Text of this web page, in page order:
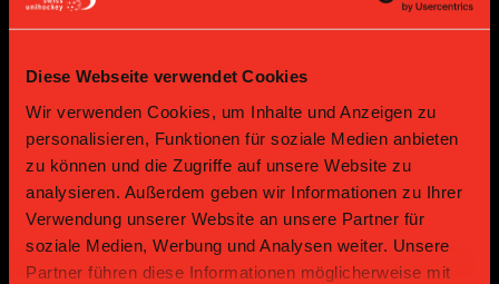
Diese Webseite verwendet Cookies
Wir verwenden Cookies, um Inhalte und Anzeigen zu
personalisieren, Funktionen für soziale Medien anbieten
zu können und die Zugriffe auf unsere Website zu
analysieren. Außerdem geben wir Informationen zu Ihrer
Verwendung unserer Website an unsere Partner für
soziale Medien, Werbung und Analysen weiter. Unsere
Partner führen diese Informationen möglicherweise mit
Sponsoren und Partner